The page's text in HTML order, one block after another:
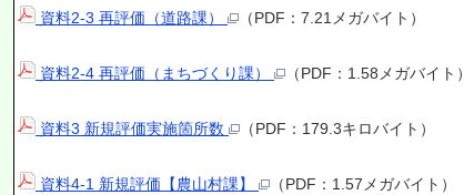
資料2-3 再評価（道路課） （PDF：7.21メガバイト）
資料2-4 再評価（まちづくり課） （PDF：1.58メガバイト）
資料3 新規評価実施箇所数 （PDF：179.3キロバイト）
資料4-1 新規評価【農山村課】 （PDF：1.57メガバイト）